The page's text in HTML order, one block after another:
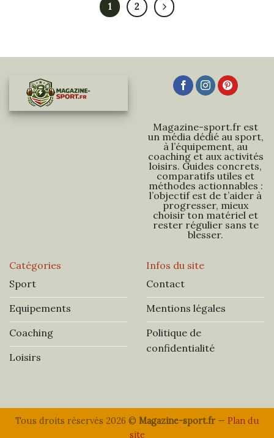
1 2
Magazine-sport.fr est
un média dédié au sport,
à l’équipement, au
coaching et aux activités
loisirs. Guides concrets,
comparatifs utiles et
méthodes actionnables :
l’objectif est de t’aider à
progresser, mieux
choisir ton matériel et
rester régulier sans te
blesser.
Catégories
Sport
Equipements
Coaching
Loisirs
Infos du site
Contact
Mentions légales
Politique de
confidentialité
Tous droits réservés 2026 © Magazine-sport.fr— Plan du
site